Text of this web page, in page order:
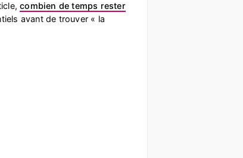
combien de temps rester
avant de trouver « la